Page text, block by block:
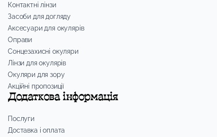
Контактні лінзи
Засоби для догляду
Аксесуари для окулярів
Оправи
Сонцезахисні окуляри
Лінзи для окулярів
Окуляри для зору
Акційні пропозиції
Додаткова інформація
Послуги
Доставка і оплата